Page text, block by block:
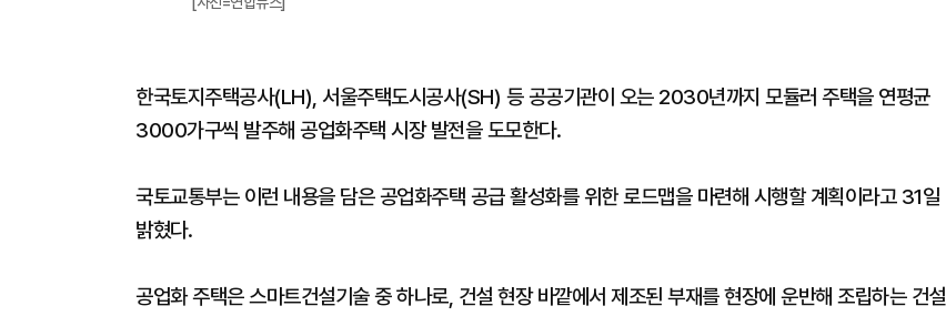
한국토지주택공사(LH), 서울주택도시공사(SH) 등 공공기관이 오는 2030년까지 모듈러 주택을 연평균
3000가구씩 발주해 공업화주택 시장 발전을 도모한다.
국토교통부는 이런 내용을 담은 공업화주택 공급 활성화를 위한 로드맵을 마련해 시행할 계획이라고 31일
밝혔다.
공업화 주택은 스마트건설기술 중 하나로, 건설 현장 바깥에서 제조된 부재를 현장에 운반해 조립하는 건설